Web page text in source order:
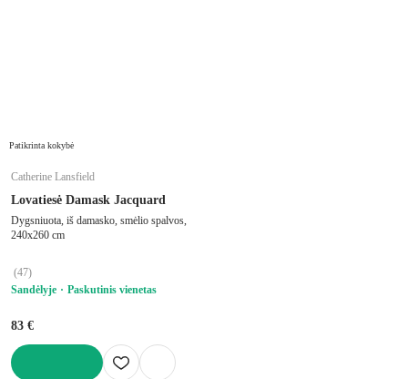
Patikrinta kokybė
Catherine Lansfield
Lovatiesė Damask Jacquard
Dygsniuota, iš damasko, smėlio spalvos,
240x260 cm
(47)
Sandėlyje
Paskutinis vienetas
83 €